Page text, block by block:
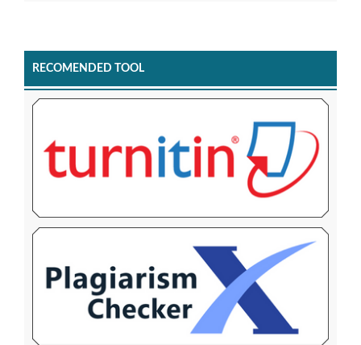
RECOMENDED TOOL